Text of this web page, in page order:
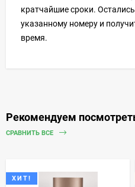
кратчайшие сроки.
указанному номеру и
время.
Рекомендуем
СРАВНИТЬ ВСЕ
ХИТ!